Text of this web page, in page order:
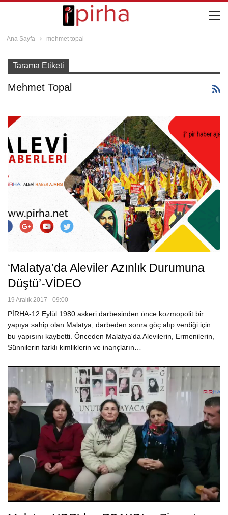
Ana Sayfa mehmet topal
Tarama Etiketi
Mehmet Topal
‘Malatya’da Aleviler Azınlık Durumuna
Düştü’-VİDEO
19 Aralık 2017 - 09:00
PİRHA-12 Eylül 1980 askeri darbesinden önce kozmopolit bir
yapıya sahip olan Malatya, darbeden sonra göç alıp verdiği için
bu yapısını kaybetti. Önceden Malatya'da Alevilerin, Ermenilerin,
Sünnilerin farklı kimliklerin ve inançların…